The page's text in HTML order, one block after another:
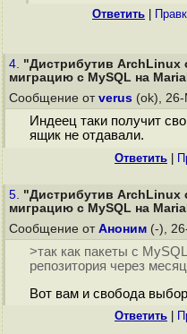
Ответить
4. "Дистрибутив ArchLinux
миграцию с MySQL на
Сообщение от verus (ok),
Индеец таки получит
ящик не отдавали.
Ответить
5. "Дистрибутив ArchLinux
миграцию с MySQL на
Сообщение от Аноним (-),
>так как пакеты с
репозитория через месяц
Вот вам и свобода
Ответить